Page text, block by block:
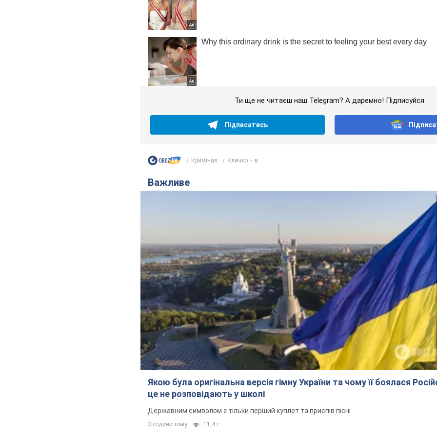
Ти ще не читаєш наш Telegram? А даремно! Підписуйся
Підписатись
Кримінал Кличко – в...
Важливе
Якою була оригінальна версія гімну України та чому її боялася
це не розповідають у школі
Державним символом є тільки перший куплет та приспів пісні
3 години тому 11,4 т.